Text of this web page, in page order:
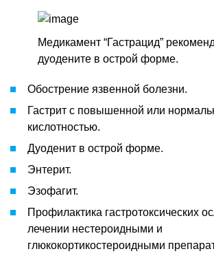
Медикамент “Гастрацид”
дуодените в острой форме.
Обострение язвенной болезни.
Гастрит с повышенной или
кислотностью.
Дуоденит в острой форме.
Энтерит.
Эзофагит.
Профилактика гастротоксических
лечении нестероидными и
глюкокортикостероидными